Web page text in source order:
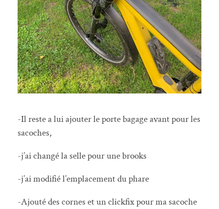
-Il reste a lui ajouter le porte bagage avant pour les
sacoches,
-j’ai changé la selle pour une brooks
-j’ai modifié l’emplacement du phare
-Ajouté des cornes et un clickfix pour ma sacoche